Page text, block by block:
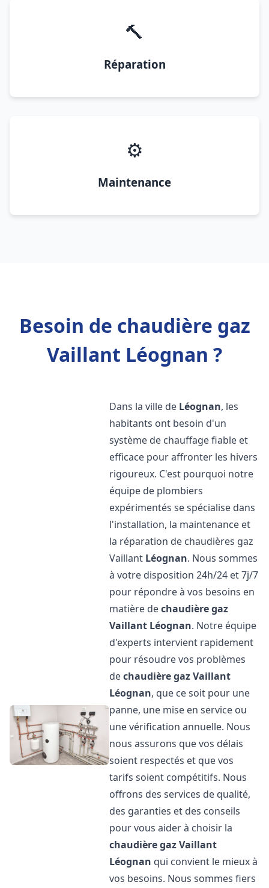
🔨
Réparation
⚙️
Maintenance
Besoin de chaudière gaz
Vaillant Léognan ?
Dans la ville de Léognan, les
habitants ont besoin d'un
système de chauffage fiable et
efficace pour affronter les hivers
rigoureux. C'est pourquoi notre
équipe de plombiers
expérimentés se spécialise dans
l'installation, la maintenance et
la réparation de chaudières gaz
Vaillant Léognan. Nous sommes
à votre disposition 24h/24 et 7j/7
pour répondre à vos besoins en
matière dechaudière gaz
Vaillant Léognan. Notre équipe
d'experts intervient rapidement
pour résoudre vos problèmes
dechaudière gaz Vaillant
Léognan, que ce soit pour une
panne, une mise en service ou
une vérification annuelle. Nous
nous assurons que vos délais
soient respectés et que vos
tarifs soient compétitifs. Nous
offrons des services de qualité,
des garanties et des conseils
pour vous aider à choisir la
chaudière gaz Vaillant
Léognan qui convient le mieux à
vos besoins. Nous sommes fiers